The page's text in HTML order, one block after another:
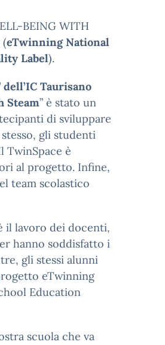
BEING WITH
(eTwinning National
Label).
Taurisano
Steam” è stato un
di sviluppare
gli studenti
è
al progetto. Infine,
team scolastico
il lavoro dei docenti,
hanno soddisfatto i
gli stessi alunni
eTwinning
Education
scuola che va